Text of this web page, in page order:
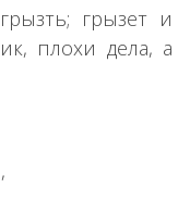
грызет и
плохи дела, а